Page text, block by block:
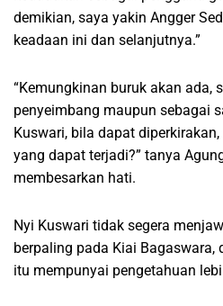
demikian, saya yakin Angger
keadaan ini dan selanjutnya.”
“Kemungkinan buruk akan ada,
penyeimbang maupun sebagai
Kuswari, bila dapat
yang dapat terjadi?” tanya
membesarkan hati.
Nyi Kuswari tidak segera
berpaling pada Kiai Bagaswara,
itu mempunyai pengetahuan